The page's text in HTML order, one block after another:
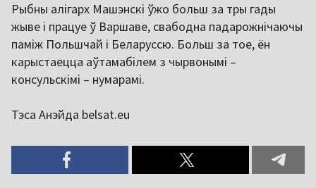
Рыбны алігарх Машэнскі ўжо больш за тры гады
жыве і працуе ў Варшаве, свабодна падарожнічаючы
паміж Польшчай і Беларуссю. Больш за тое, ён
карыстаецца аўтамабілем з чырвонымі –
консульскімі – нумарамі.
Тэса Анэйда belsat.eu